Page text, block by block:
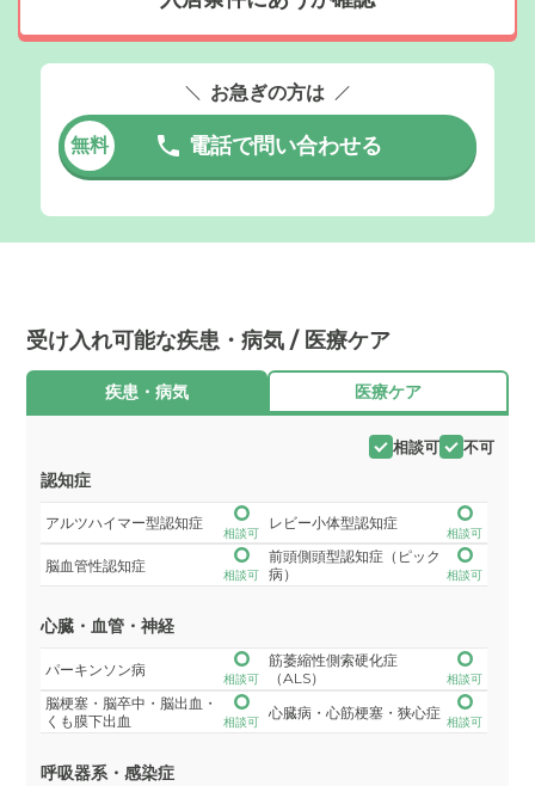
お急ぎの方は
無料 電話で問い合わせる
受け入れ可能な疾患・病気 / 医療ケア
疾患・病気 医療ケア
相談可 不可
認知症
アルツハイマー型認知症
相談可
レビー小体型認知症
相談可
脳血管性認知症
相談可
前頭側頭型認知症（ピック
病）
相談可
心臓・血管・神経
パーキンソン病
相談可
筋萎縮性側索硬化症
（ALS）
相談可
脳梗塞・脳卒中・脳出血・
くも膜下出血
相談可
心臓病・心筋梗塞・狭心症
相談可
呼吸器系・感染症